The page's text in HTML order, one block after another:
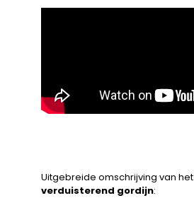
Uitgebreide omschrijving van het
verduisterend gordijn: